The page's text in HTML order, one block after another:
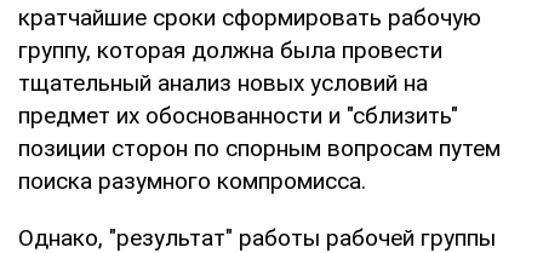
кратчайшие сроки сформировать рабочую
группу, которая должна была провести
тщательный анализ новых условий на
предмет их обоснованности и "сблизить"
позиции сторон по спорным вопросам путем
поиска разумного компромисса.
Однако, "результат" работы рабочей группы